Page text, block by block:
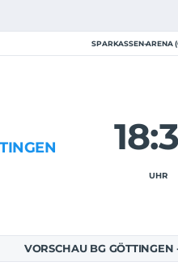
SPARKASSEN-ARENA
UHR
VORSCHAU BG